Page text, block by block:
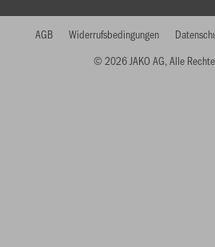
© 2026 JAKO AG, Alle
AGB Widerrufsbedingungen